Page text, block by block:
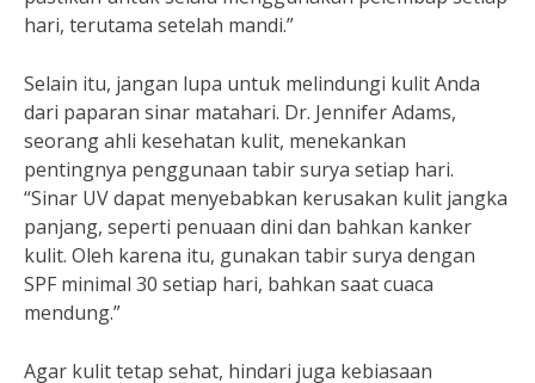
hari, terutama setelah mandi.”
Selain itu, jangan lupa untuk melindungi kulit Anda
dari paparan sinar matahari. Dr. Jennifer Adams,
seorang ahli kesehatan kulit, menekankan
pentingnya penggunaan tabir surya setiap hari.
“Sinar UV dapat menyebabkan kerusakan kulit jangka
panjang, seperti penuaan dini dan bahkan kanker
kulit. Oleh karena itu, gunakan tabir surya dengan
SPF minimal 30 setiap hari, bahkan saat cuaca
mendung.”
Agar kulit tetap sehat, hindari juga kebiasaan